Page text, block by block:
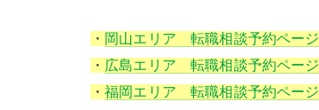
・ 岡山エリア 転職相談予約ページ
・ 広島エリア 転職相談予約ページ
・福岡エリア 転職相談予約ページ